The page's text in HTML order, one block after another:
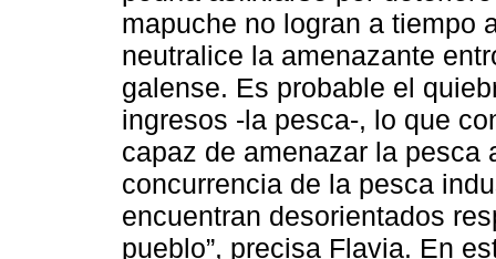
mapuche no logran a tiempo
neutralice la amenazante
galense. Es probable el
ingresos -la pesca-, lo que
capaz de amenazar la pesca
concurrencia de la pesca
encuentran desorientados
pueblo”, precisa Flavia. En